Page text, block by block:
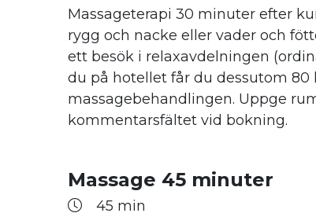
Massageterapi 30 minuter efter
rygg och nacke eller vader och
ett besök i relaxavdelningen
du på hotellet får du dessutom 80
massagebehandlingen. Uppge
kommentarsfältet vid bokning.
Massage 45 minuter
45 min